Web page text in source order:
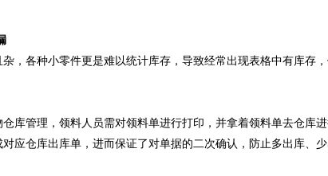
，各种小零件更是难以统计库存，导致经常出现表格中有库存
库管理，领料人员需对领料单进行打印，并拿着领料单去仓库
应仓库出库单，进而保证了对单据的二次确认，防止多出库、少